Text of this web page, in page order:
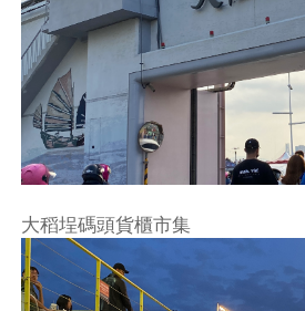
大稻埕碼頭貨櫃市集